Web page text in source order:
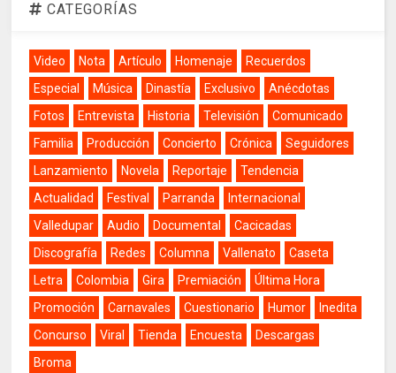
CATEGORÍAS
Video Nota Artículo Homenaje
Recuerdos
Especial
Música Dinastía Exclusivo
Anécdotas
Fotos
Entrevista Historia Televisión
Comunicado
Familia
Producción Concierto Crónica
Seguidores
Lanzamiento
Novela Reportaje
Tendencia
Actualidad
Festival Parranda
Internacional
Valledupar
Audio Documental
Cacicadas
Discografía
Redes Columna Vallenato
Caseta
Letra
Colombia Gira Premiación
Última Hora
Promoción
Carnavales Cuestionario Humor
Inedita
Concurso
Viral Tienda Encuesta
Descargas
Broma